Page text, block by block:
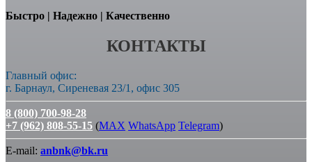
Быстро | Надежно | Качественно
КОНТАКТЫ
Главный офис:
г. Барнаул, Сиреневая 23/1, офис 305
8 (800) 700-98-28
+7 (962) 808-55-15 (MAX WhatsApp Telegram)
E-mail: anbnk@bk.ru